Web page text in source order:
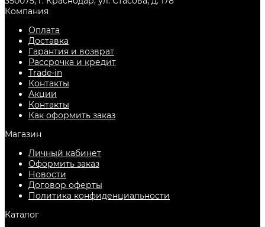
Компания
Оплата
Доставка
Гарантия и возврат
Рассрочка и кредит
Trade-in
Контакты
Акции
Контакты
Как оформить заказ
Магазин
Личный кабинет
Оформить заказ
Новости
Договор оферты
Политика конфиденциальности
Каталог